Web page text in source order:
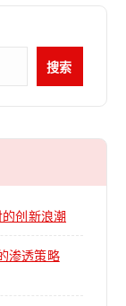
搜索
创新浪潮
渗透策略